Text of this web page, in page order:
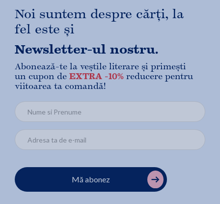
Noi suntem despre cărți, la
fel este și
Newsletter-ul nostru.
Abonează-te la veștile literare și primești
un cupon de EXTRA -10% reducere pentru
viitoarea ta comandă!
Mă abonez